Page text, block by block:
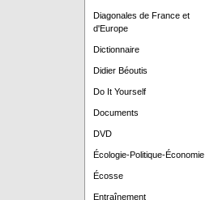
Diagonales de France et
d'Europe
Dictionnaire
Didier Béoutis
Do It Yourself
Documents
DVD
Écologie-Politique-Économie
Écosse
Entraînement